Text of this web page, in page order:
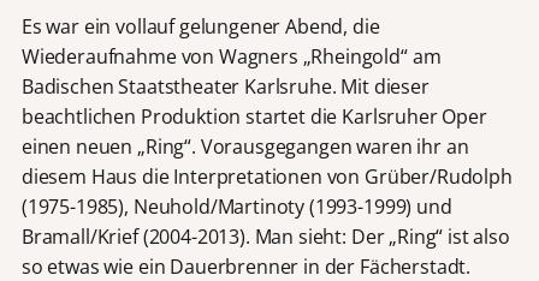
Es war ein vollauf gelungener Abend, die
Wiederaufnahme von Wagners „Rheingold“ am
Badischen Staatstheater Karlsruhe. Mit dieser
beachtlichen Produktion startet die Karlsruher Oper
einen neuen „Ring“. Vorausgegangen waren ihr an
diesem Haus die Interpretationen von Grüber/Rudolph
(1975-1985), Neuhold/Martinoty (1993-1999) und
Bramall/Krief (2004-2013). Man sieht: Der „Ring“ ist also
so etwas wie ein Dauerbrenner in der Fächerstadt.